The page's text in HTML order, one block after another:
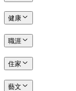
健康
職涯
住家
藝文